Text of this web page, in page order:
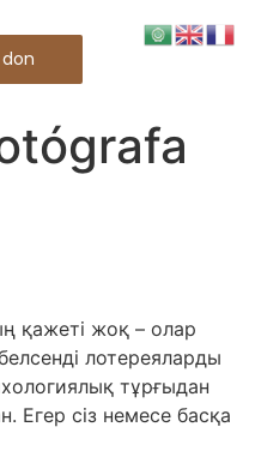
қажеті жоқ – олар
лотереяларды
тұрғыдан
Егер сіз немесе басқа